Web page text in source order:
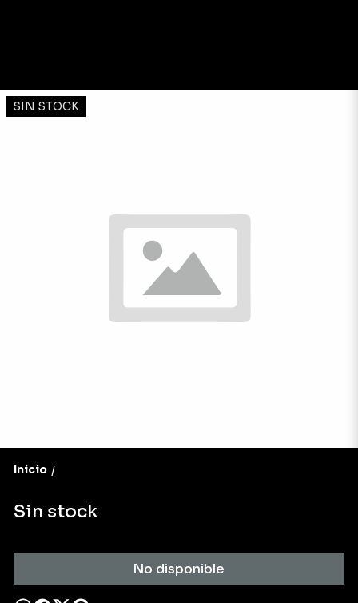
SIN STOCK
Inicio /
Sin stock
No disponible